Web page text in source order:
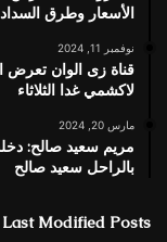
الأسعار وطرق السداد
نوفمبر 11, 2024
قناة زى الوان
لاكشمي غدا الثلاثاء
مارس 20, 2024
بالراحل سعيد صالح
Last Modified Posts